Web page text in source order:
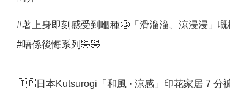
#著上身即刻感受到嗰種🤩「滑溜溜、涼浸浸」嘅
#唔係後悔系列🤣🤣
🇯🇵日本Kutsurogi「和風 · 涼感」印花家居 7 分